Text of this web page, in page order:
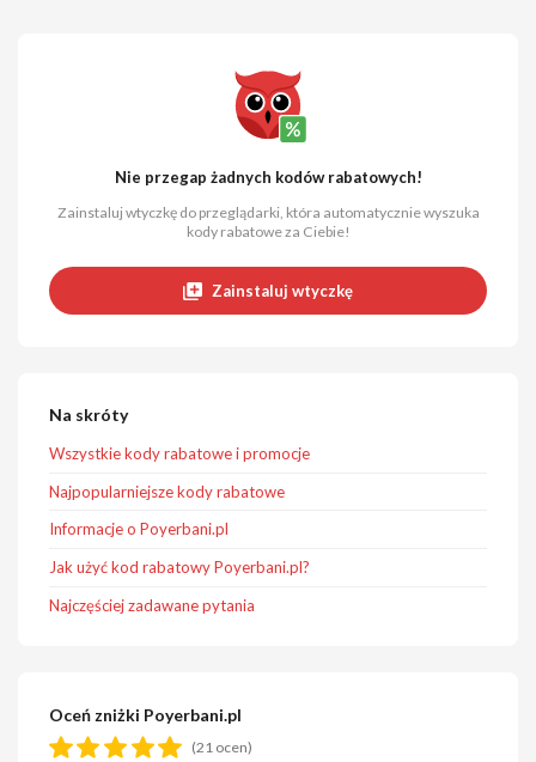
Nie przegap żadnych kodów rabatowych!
Zainstaluj wtyczkę do przeglądarki, która automatycznie wyszuka
kody rabatowe za Ciebie!
Zainstaluj wtyczkę
Na skróty
Wszystkie kody rabatowe i promocje
Najpopularniejsze kody rabatowe
Informacje o Poyerbani.pl
Jak użyć kod rabatowy Poyerbani.pl?
Najczęściej zadawane pytania
Oceń zniżki Poyerbani.pl
(21 ocen)